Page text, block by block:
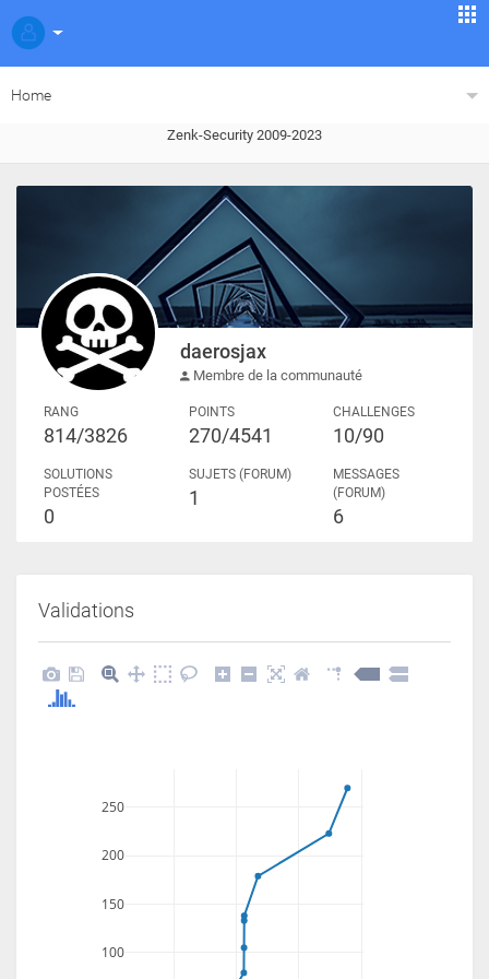
Home
Zenk-Security 2009-2023
daerosjax
Membre de la communauté
RANG
814/3826
POINTS
270/4541
CHALLENGES
10/90
SOLUTIONS
POSTÉES
0
SUJETS (FORUM)
1
MESSAGES
(FORUM)
6
Validations
100
150
200
250